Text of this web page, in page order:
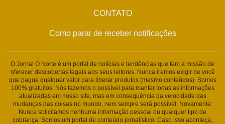
CONTATO
Como parar de receber notificações
O Jornal O Norte é um portal de notícias e tendências que tem a missão de
oferecer descobertas legais aos seus leitores. Nunca iremos exigir de você
que pague qualquer valor para liberar produtos (mesmo conteúdos). Somos
100% gratuitos. Nós fazemos o possível para manter todas as informações
atualizadas em nosso site, mas em consequência da velocidade das
mudanças das coisas no mundo, nem sempre será possível. Novamente:
Nunca solicitamos nenhuma informação pessoal ou qualquer tipo de
cobrança. Somos um portal de conteúdo jornalístico. Caso isso aconteça,